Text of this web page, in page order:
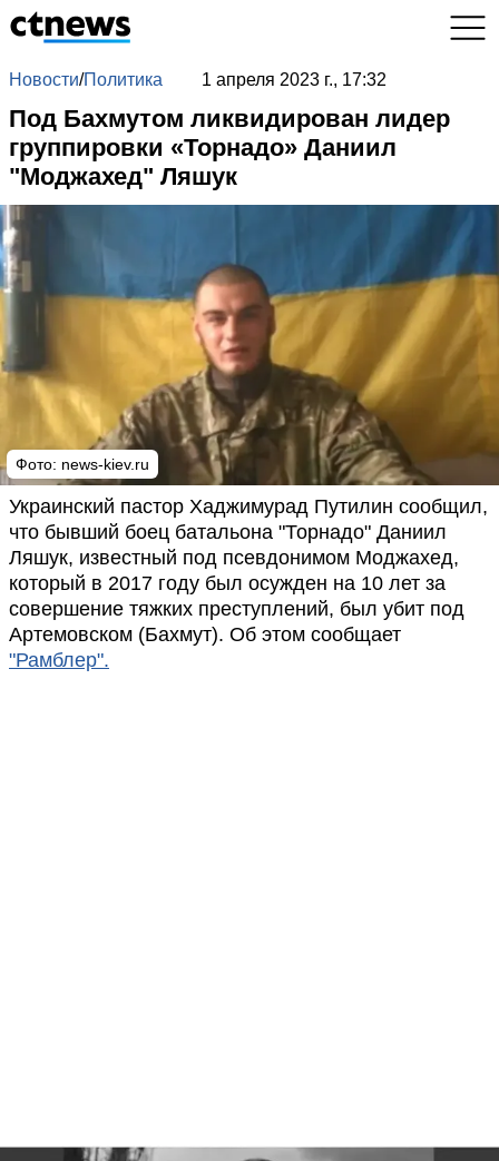
Новости/Политика 1 апреля 2023 г., 17:32
Под Бахмутом ликвидирован лидер
группировки «Торнадо» Даниил
"Моджахед" Ляшук
Фото: news-kiev.ru
Украинский пастор Хаджимурад Путилин сообщил,
что бывший боец батальона "Торнадо" Даниил
Ляшук, известный под псевдонимом Моджахед,
который в 2017 году был осужден на 10 лет за
совершение тяжких преступлений, был убит под
Артемовском (Бахмут). Об этом сообщает
"Рамблер".